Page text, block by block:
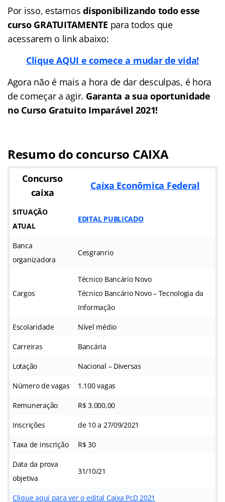
Por isso, estamos disponibilizando todo esse
curso GRATUITAMENTE para todos que
acessarem o link abaixo:
Clique AQUI e comece a mudar de vida!
Agora não é mais a hora de dar desculpas, é hora
de começar a agir. Garanta a sua oportunidade
no Curso Gratuito Imparável 2021!
Resumo do concurso CAIXA
Concurso
caixa
Caixa Econômica Federal
SITUAÇÃO
ATUAL
EDITAL PUBLICADO
Banca
organizadora
Cesgranrio
Cargos
Técnico Bancário Novo
Técnico Bancário Novo – Tecnologia da
Informação
Escolaridade Nível médio
Carreiras Bancária
Lotação Nacional – Diversas
Número de vagas 1.100 vagas
Remuneração R$ 3.000,00
Inscrições de 10 a 27/09/2021
Taxa de inscrição R$ 30
Data da prova
objetiva
31/10/21
Clique aqui para ver o edital Caixa PcD 2021